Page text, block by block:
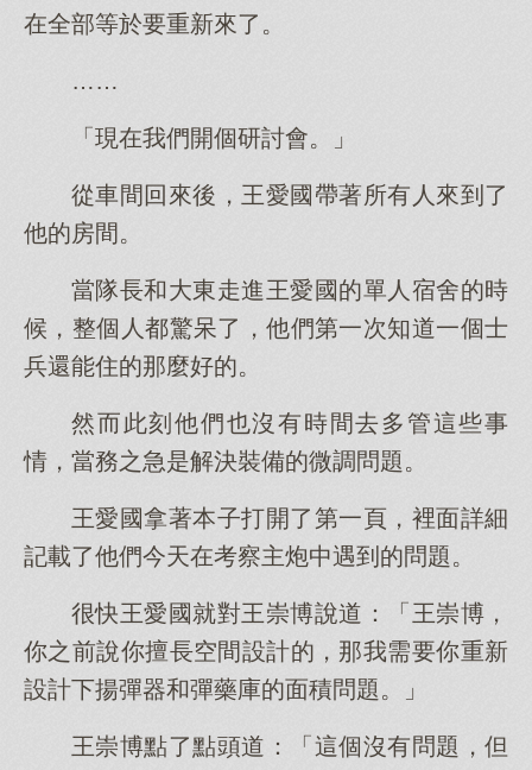
在全部等於要重新來了。
……
「現在我們開個研討會。」
從車間回來後，王愛國帶著所有人來到了
他的房間。
當隊長和大東走進王愛國的單人宿舍的時
候，整個人都驚呆了，他們第一次知道一個士
兵還能住的那麼好的。
然而此刻他們也沒有時間去多管這些事
情，當務之急是解決裝備的微調問題。
王愛國拿著本子打開了第一頁，裡面詳細
記載了他們今天在考察主炮中遇到的問題。
很快王愛國就對王崇博說道：「王崇博，
你之前說你擅長空間設計的，那我需要你重新
設計下揚彈器和彈藥庫的面積問題。」
王崇博點了點頭道：「這個沒有問題，但